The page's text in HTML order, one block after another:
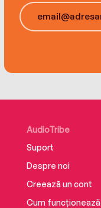
AudioTribe
Suport
Despre noi
Creează un cont
Cum funcționează